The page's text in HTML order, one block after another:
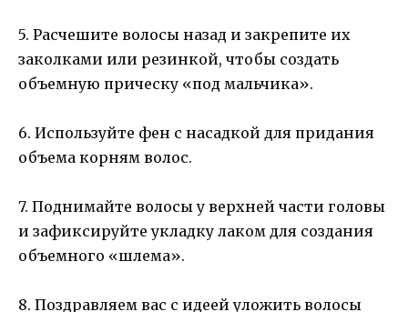
5. Расчешите волосы назад и закрепите их
заколками или резинкой, чтобы создать
объемную прическу «под мальчика».
6. Используйте фен с насадкой для придания
объема корням волос.
7. Поднимайте волосы у верхней части головы
и зафиксируйте укладку лаком для создания
объемного «шлема».
8. Поздравляем вас с идеей уложить волосы